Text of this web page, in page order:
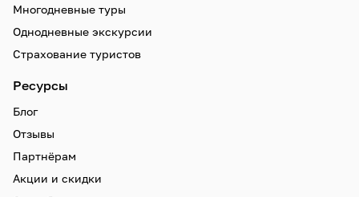
Многодневные туры
Однодневные экскурсии
Страхование туристов
Ресурсы
Блог
Отзывы
Партнёрам
Акции и скидки